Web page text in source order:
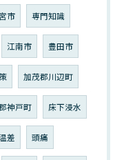
市 専門知識
江南市 豊田市
加茂郡川辺町
神戸町 床下浸水
差 頭痛